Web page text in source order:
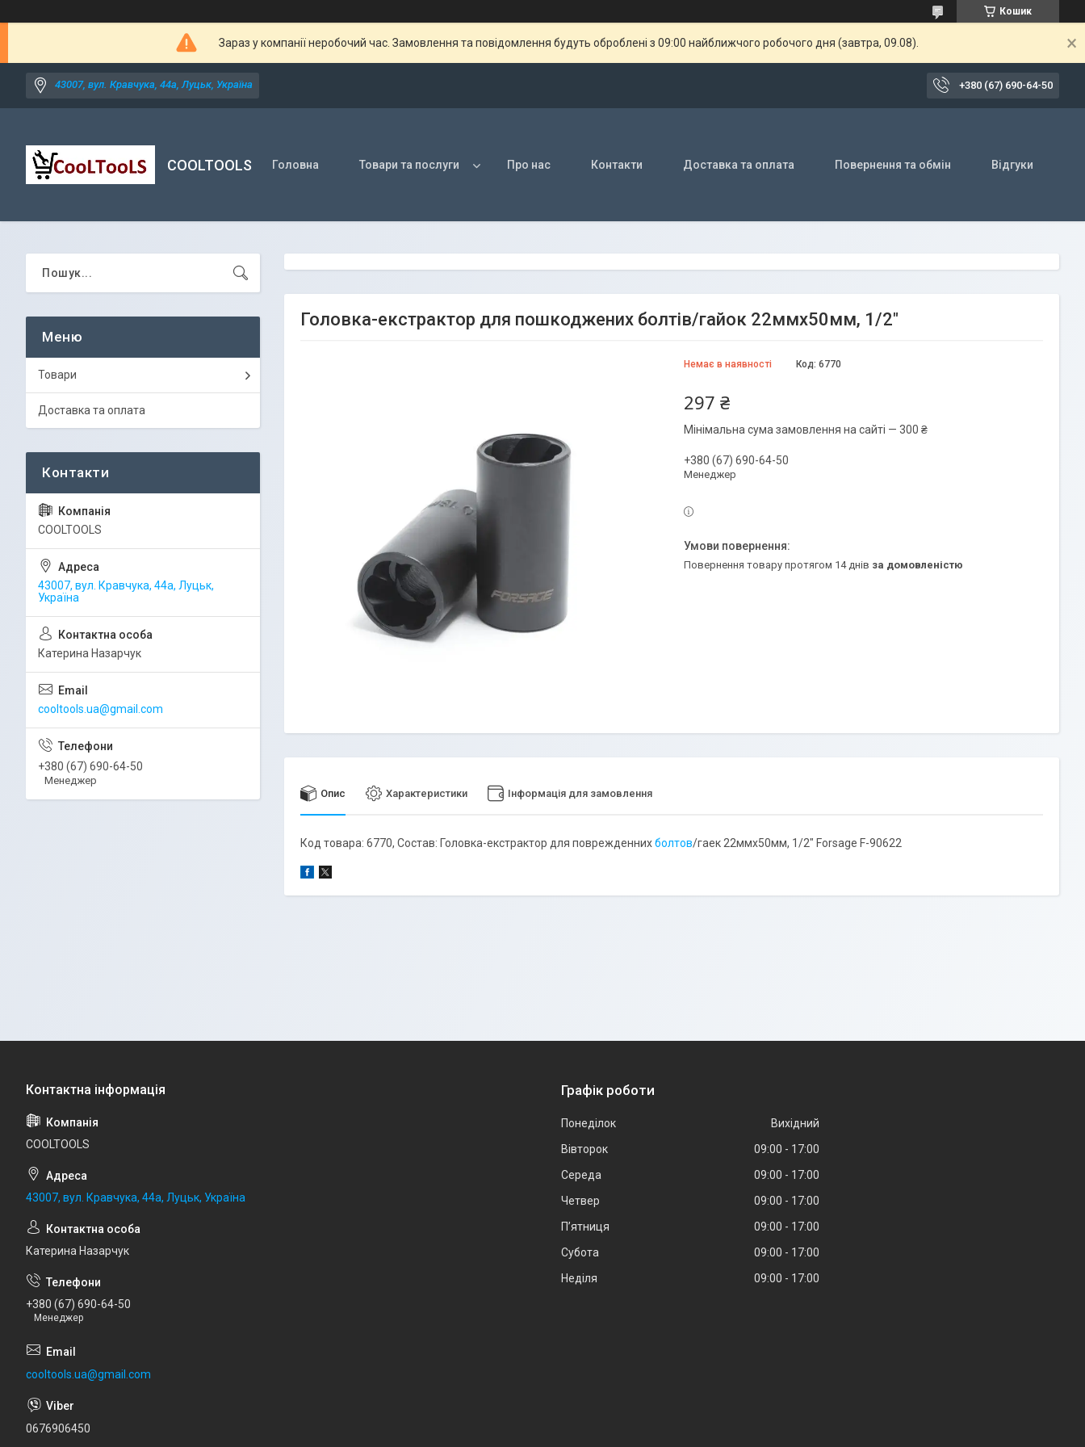
Кошик
Зараз у компанії неробочий час. Замовлення та повідомлення будуть оброблені з 09:00 найближчого робочого дня (завтра, 09.08).
43007, вул. Кравчука, 44а, Луцьк, Україна +380 (67) 690-64-50
COOLTOOLS Головна Товари та послуги Про нас Контакти Доставка та оплата Повернення та обмін Відгуки
Головка-екстрактор для пошкоджених болтів/гайок 22ммх50мм, 1/2"
Немає в наявності Код: 6770
297 ₴
Мінімальна сума замовлення на сайті — 300 ₴
+380 (67) 690-64-50
Менеджер
повернення товару протягом 14 днів за домовленістю
Опис Характеристики Інформація для замовлення
Код товара: 6770, Состав: Головка-екстрактор для поврежденнихболтов/гаек 22ммх50мм, 1/2" Forsage F-90622
Товари
Доставка та оплата
COOLTOOLS
43007, вул. Кравчука, 44а, Луцьк,
Україна
Катерина Назарчук
cooltools.ua@gmail.com
+380 (67) 690-64-50
Менеджер
COOLTOOLS
43007, вул. Кравчука, 44а, Луцьк, Україна
Катерина Назарчук
+380 (67) 690-64-50
Менеджер
cooltools.ua@gmail.com
0676906450
Графік роботи
Понеділок
Вихідний
Вівторок
09:00
17:00
Середа
09:00
17:00
Четвер
09:00
17:00
Пʼятниця
09:00
17:00
Субота
09:00
17:00
Неділя
09:00 17:00